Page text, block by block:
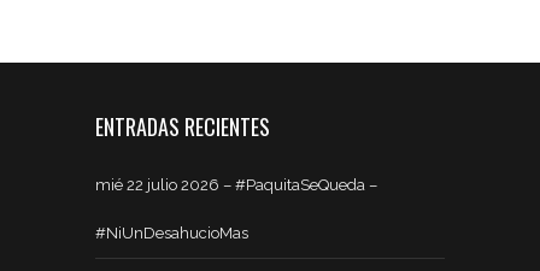
ENTRADAS RECIENTES
mié 22 julio 2026 – #PaquitaSeQueda –
#NiUnDesahucioMas